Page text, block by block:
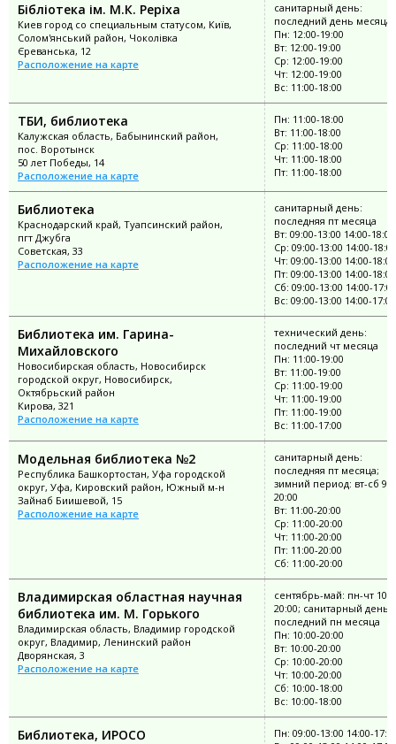
Бібліотека ім. М.К. Реріха
Киев город со специальным статусом, Київ,
Солом'янський район, Чоколівка
Єреванська, 12
Расположение на карте
санитарный день:
последний день месяца
Пн: 12:00-19:00
Вт: 12:00-19:00
Ср: 12:00-19:00
Чт: 12:00-19:00
Вс: 11:00-18:00
ТБИ, библиотека
Калужская область, Бабынинский район,
пос. Воротынск
50 лет Победы, 14
Расположение на карте
Пн: 11:00-18:00
Вт: 11:00-18:00
Ср: 11:00-18:00
Чт: 11:00-18:00
Пт: 11:00-18:00
Библиотека
Краснодарский край, Туапсинский район,
пгт Джубга
Советская, 33
Расположение на карте
санитарный день:
последняя пт месяца
Вт: 09:00-13:00 14:00-18:00
Ср: 09:00-13:00 14:00-18:00
Чт: 09:00-13:00 14:00-18:00
Пт: 09:00-13:00 14:00-18:00
Сб: 09:00-13:00 14:00-17:00
Вс: 09:00-13:00 14:00-17:00
Библиотека им. Гарина-
Михайловского
Новосибирская область, Новосибирск
городской округ, Новосибирск,
Октябрьский район
Кирова, 321
Расположение на карте
технический день:
последний чт месяца
Пн: 11:00-19:00
Вт: 11:00-19:00
Ср: 11:00-19:00
Чт: 11:00-19:00
Пт: 11:00-19:00
Вс: 11:00-17:00
Модельная библиотека №2
Республика Башкортостан, Уфа городской
округ, Уфа, Кировский район, Южный м-н
Зайнаб Биишевой, 15
Расположение на карте
санитарный день:
последняя пт месяца;
зимний период: вт-сб
20:00
Вт: 11:00-20:00
Ср: 11:00-20:00
Чт: 11:00-20:00
Пт: 11:00-20:00
Сб: 11:00-20:00
Владимирская областная научная
библиотека им. М. Горького
Владимирская область, Владимир городской
округ, Владимир, Ленинский район
Дворянская, 3
Расположение на карте
сентябрь-май: пн-чт
20:00; санитарный день:
последний пн месяца
Пн: 10:00-20:00
Вт: 10:00-20:00
Ср: 10:00-20:00
Чт: 10:00-20:00
Сб: 10:00-18:00
Вс: 10:00-18:00
Библиотека, ИРОСО
Пн: 09:00-13:00 14:00-